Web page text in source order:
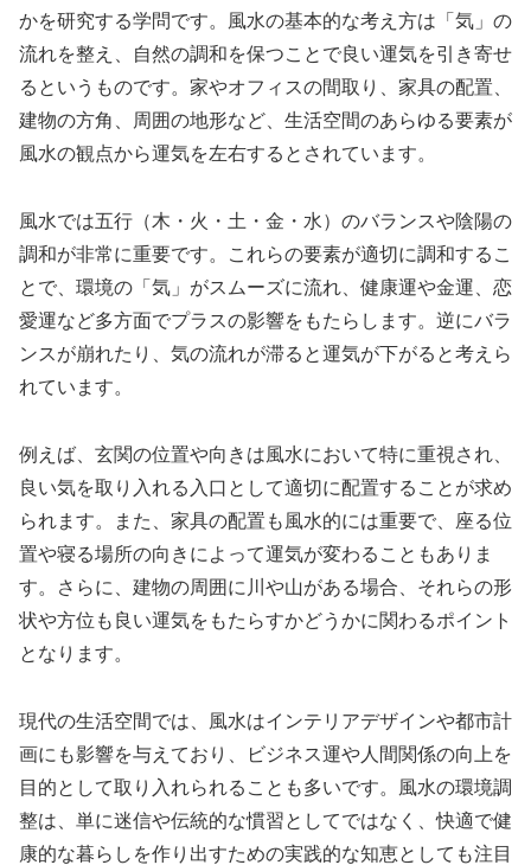
かを研究する学問です。風水の基本的な考え方は「気」の
流れを整え、自然の調和を保つことで良い運気を引き寄せ
るというものです。家やオフィスの間取り、家具の配置、
建物の方角、周囲の地形など、生活空間のあらゆる要素が
風水の観点から運気を左右するとされています。
風水では五行（木・火・土・金・水）のバランスや陰陽の
調和が非常に重要です。これらの要素が適切に調和するこ
とで、環境の「気」がスムーズに流れ、健康運や金運、恋
愛運など多方面でプラスの影響をもたらします。逆にバラ
ンスが崩れたり、気の流れが滞ると運気が下がると考えら
れています。
例えば、玄関の位置や向きは風水において特に重視され、
良い気を取り入れる入口として適切に配置することが求め
られます。また、家具の配置も風水的には重要で、座る位
置や寝る場所の向きによって運気が変わることもありま
す。さらに、建物の周囲に川や山がある場合、それらの形
状や方位も良い運気をもたらすかどうかに関わるポイント
となります。
現代の生活空間では、風水はインテリアデザインや都市計
画にも影響を与えており、ビジネス運や人間関係の向上を
目的として取り入れられることも多いです。風水の環境調
整は、単に迷信や伝統的な慣習としてではなく、快適で健
康的な暮らしを作り出すための実践的な知恵としても注目